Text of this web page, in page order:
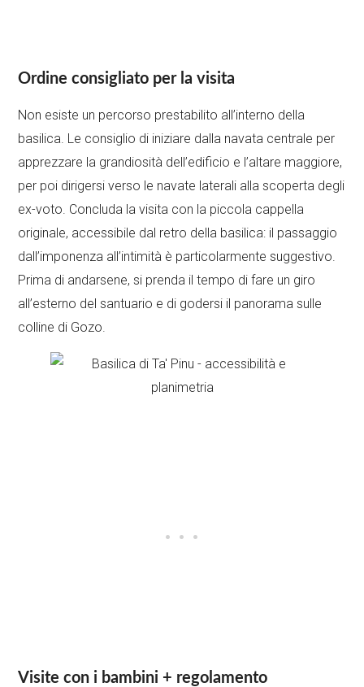
Ordine consigliato per la visita
Non esiste un percorso prestabilito all’interno della
basilica. Le consiglio di iniziare dalla navata centrale per
apprezzare la grandiosità dell’edificio e l’altare maggiore,
per poi dirigersi verso le navate laterali alla scoperta degli
ex-voto. Concluda la visita con la piccola cappella
originale, accessibile dal retro della basilica: il passaggio
dall’imponenza all’intimità è particolarmente suggestivo.
Prima di andarsene, si prenda il tempo di fare un giro
all’esterno del santuario e di godersi il panorama sulle
colline di Gozo.
Visite con i bambini + regolamento